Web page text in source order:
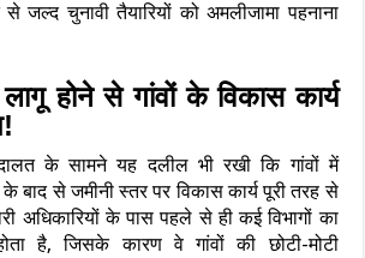
चुनावी तैयारियों को अमलीजामा पहनाना
होने से गांवों के विकास कार्य
के सामने यह दलील भी रखी कि गांवों में
बाद से जमीनी स्तर पर विकास कार्य पूरी तरह से
अधिकारियों के पास पहले से ही कई विभागों का
है, जिसके कारण वे गांवों की छोटी-मोटी